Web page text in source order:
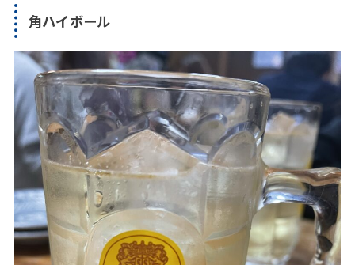
角ハイボール